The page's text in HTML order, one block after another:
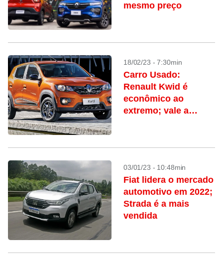
mesmo preço
18/02/23 - 7:30min
Carro Usado:
Renault Kwid é
econômico ao
extremo; vale a
03/01/23 - 10:48min
Fiat lidera o mercado
automotivo em 2022;
Strada é a mais
vendida